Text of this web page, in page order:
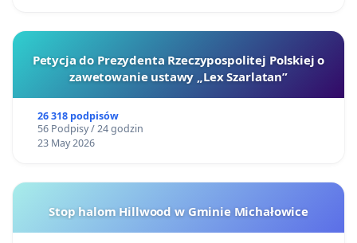
Petycja do Prezydenta Rzeczypospolitej Polskiej o
zawetowanie ustawy „Lex Szarlatan”
26 318 podpisów
56 Podpisy / 24 godzin
23 May 2026
Stop halom Hillwood w Gminie Michałowice